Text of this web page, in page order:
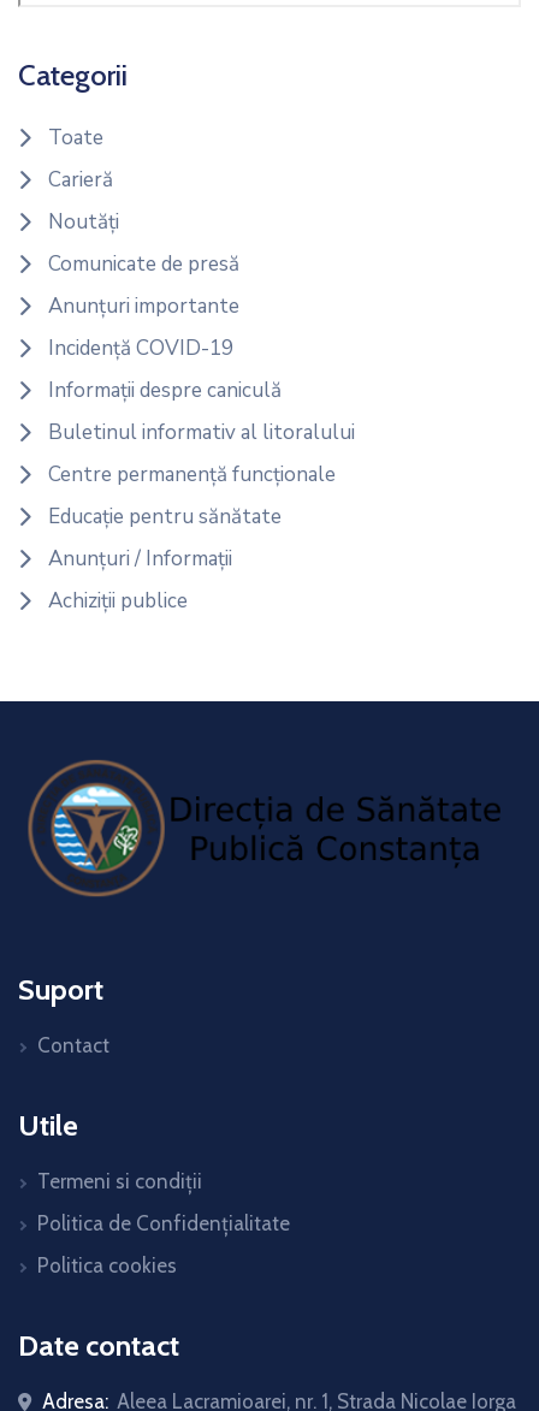
Categorii
Toate
Carieră
Noutăți
Comunicate de presă
Anunțuri importante
Incidență COVID-19
Informații despre caniculă
Buletinul informativ al litoralului
Centre permanență funcționale
Educație pentru sănătate
Anunțuri / Informații
Achiziții publice
Suport
Contact
Utile
Termeni si condiții
Politica de Confidențialitate
Politica cookies
Date contact
Adresa: Aleea Lacramioarei, nr. 1, Strada Nicolae Iorga